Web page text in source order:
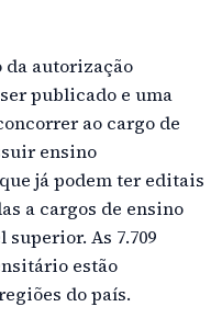
da autorização
publicado e uma
ao cargo de
ensino
já podem ter editais
a cargos de ensino
superior. As 7.709
estão
do país.